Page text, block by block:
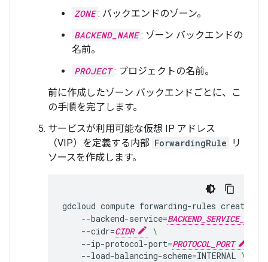
ZONE : バックエンドのゾーン。
BACKEND_NAME : ゾーン バックエンドの
名前。
PROJECT : プロジェクトの名前。
前に作成したゾーン バックエンドごとに、こ
の手順を完了します。
サービスが利用可能な仮想 IP アドレス
（VIP）を定義する内部 ForwardingRule
リ
ソースを作成します。
gdcloud compute forwarding-rules create
--backend-service=BACKEND_SERVICE_NAME
--cidr=CIDR
\
--ip-protocol-port=PROTOCOL_PORT
--load-balancing-scheme=INTERNAL \